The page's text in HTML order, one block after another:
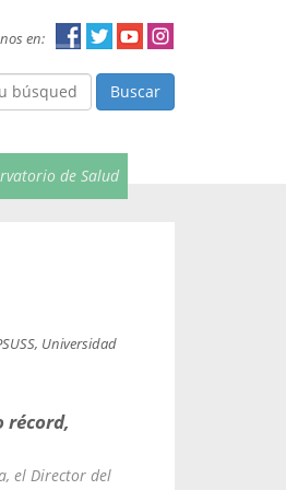
en:
Buscar
de Salud
Universidad
récord,
el Director del